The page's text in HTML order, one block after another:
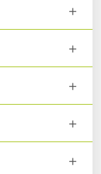
+
+
+
+
+